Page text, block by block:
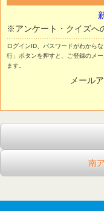
※アンケート・クイズへ
ログインID、パスワードがわから
行」ボタンを押すと、ご登録のメ
ます。
メール
南